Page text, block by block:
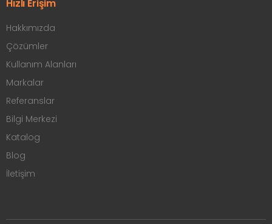
Hızlı Erişim
Hakkımızda
Çözümler
Kullanım Alanları
Markalar
Referanslar
Bilgi Merkezi
Katalog
Blog
İletişim